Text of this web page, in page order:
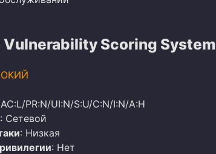
Vulnerability Scoring System
PR:N/UI:N/S:U/C:N/I:N/A:H
: Сетевой
: Низкая
: Нет